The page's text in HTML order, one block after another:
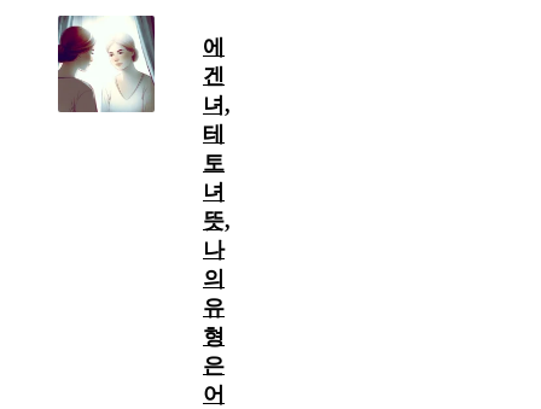
에
겐
녀,
테
토
녀
뜻,
나
의
유
형
은
어